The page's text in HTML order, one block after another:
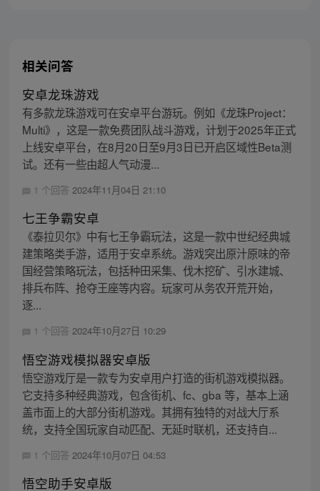
相关问答
安卓龙珠游戏
有多款龙珠游戏可在安卓平台游玩。例如《龙珠Project：
Multi》，这是一款免费团队战斗游戏，计划于2025年正式
上线安卓平台，在8月20日至9月3日已开启区域性Beta测
试。还有一些由超人气动漫...
1 个回答 2024年11月04日 21:10
七王争霸安卓
《泰拉贝尔》中有七王争霸玩法，这是一款中世纪经典城
建策略类手游，适用于安卓系统。游戏突出原汁原味的帝
国经营策略玩法，包括种田采集、伐木挖矿、引水建城、
排兵布阵、抢夺王座等内容。玩家可从务农开荒开始，
逐...
1 个回答 2024年10月27日 10:29
悟空游戏模拟器安卓版
悟空游戏厅是一款专为安卓用户打造的街机游戏模拟器。
它支持多种经典游戏，包含街机、fc、gba 等，基本上涵
盖市面上的大部分街机游戏。其拥有独特的对战大厅系
统，支持全国玩家自动匹配、无延时联机，还支持自...
1 个回答 2024年10月07日 04:53
悟空助手安卓版